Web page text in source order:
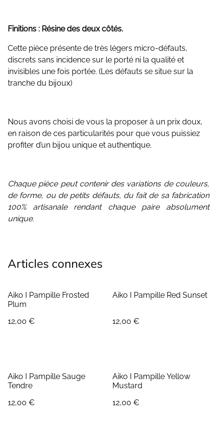
Finitions : Résine des deux côtés.
Cette pièce présente de très légers micro-défauts,
discrets sans incidence sur le porté ni la qualité et
invisibles une fois portée. (Les défauts se situe sur la
tranche du bijoux)
Nous avons choisi de vous la proposer à un prix doux,
en raison de ces particularités pour que vous puissiez
profiter d’un bijou unique et authentique.
Chaque pièce peut contenir des variations de couleurs,
de forme, ou de petits défauts, du fait de sa fabrication
100% artisanale rendant chaque paire absolument
unique.
Articles connexes
Aiko I Pampille Frosted
Plum
12,00 €
Aiko I Pampille Red Sunset
12,00 €
Aiko I Pampille Sauge
Tendre
12,00 €
Aiko I Pampille Yellow
Mustard
12,00 €